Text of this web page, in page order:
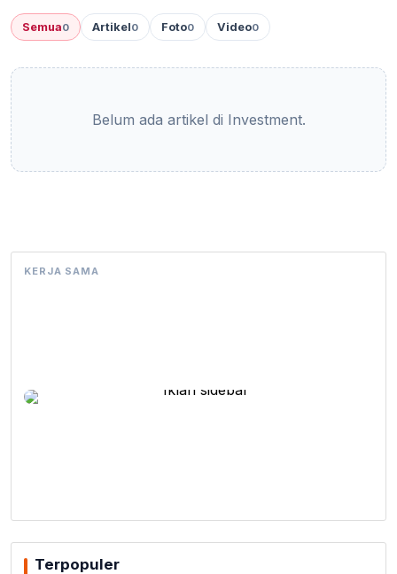
Semua0 Artikel0 Foto0 Video0
Belum ada artikel di Investment.
KERJA SAMA
Terpopuler